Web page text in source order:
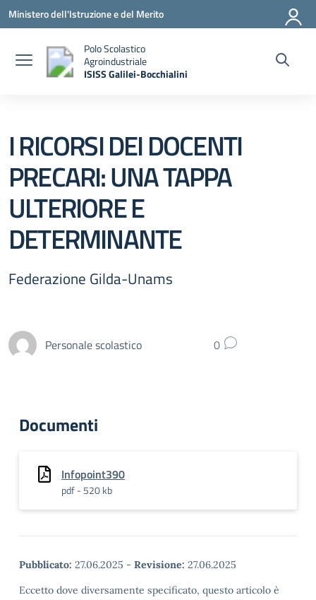
Vai ai contenuti
Vai al menu di navigazione
Vai al footer
Ministero dell'Istruzione e del Merito
Polo Scolastico
Agroindustriale
ISISS Galilei-Bocchialini
I RICORSI DEI DOCENTI
PRECARI: UNA TAPPA
ULTERIORE E
DETERMINANTE
Federazione Gilda-Unams
Personale scolastico 0
Documenti
Infopoint390
pdf - 520 kb
Pubblicato: 27.06.2025 - Revisione: 27.06.2025
Eccetto dove diversamente specificato, questo articolo è